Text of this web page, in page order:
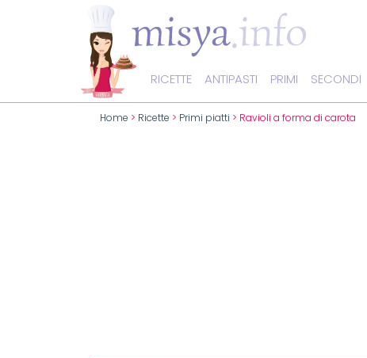
RICETTE ANTIPASTI PRIMI SECONDI
Home > Ricette > Primi piatti > Ravioli a forma di carota